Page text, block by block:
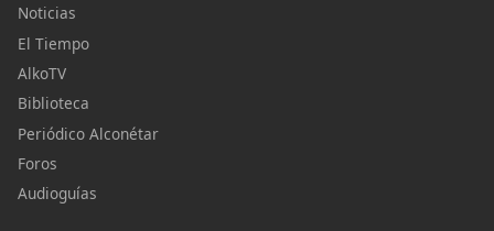
Noticias
El Tiempo
AlkoTV
Biblioteca
Periódico Alconétar
Foros
Audioguías